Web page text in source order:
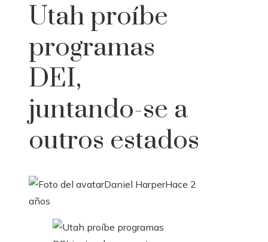
Utah proíbe
programas
DEI,
juntando-se a
outros estados
Daniel HarperHace 2
años